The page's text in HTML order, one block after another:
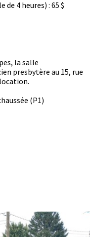
4 heures) : 65 $
la salle
presbytère au 15, rue
(P1)